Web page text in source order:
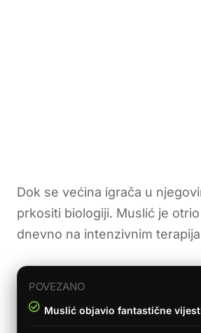
Dok se većina igrača u
prkositi biologiji. Muslić je
dnevno na intenzivnim
POVEZANO
Muslić objavio fantastične